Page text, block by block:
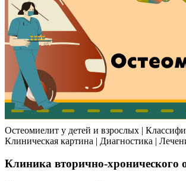
Остеомиелит у детей и взрослых |
Клиническая картина | Диагностика |
Клиника вторично-хронического